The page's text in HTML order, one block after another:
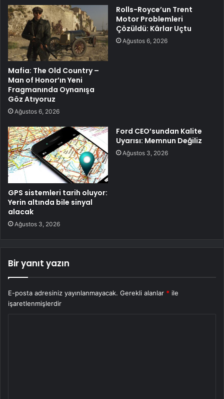
Mafia: The Old Country –
Man of Honor’ın Yeni
Fragmanında Oynanışa
Göz Atıyoruz
Ağustos 6, 2026
Rolls-Royce’un Trent
Motor Problemleri
Çözüldü: Kârlar Uçtu
Ağustos 6, 2026
GPS sistemleri tarih oluyor:
Yerin altında bile sinyal
alacak
Ağustos 3, 2026
Ford CEO’sundan Kalite
Uyarısı: Memnun Değiliz
Ağustos 3, 2026
Bir yanıt yazın
E-posta adresiniz yayınlanmayacak. Gerekli alanlar * ile
işaretlenmişlerdir